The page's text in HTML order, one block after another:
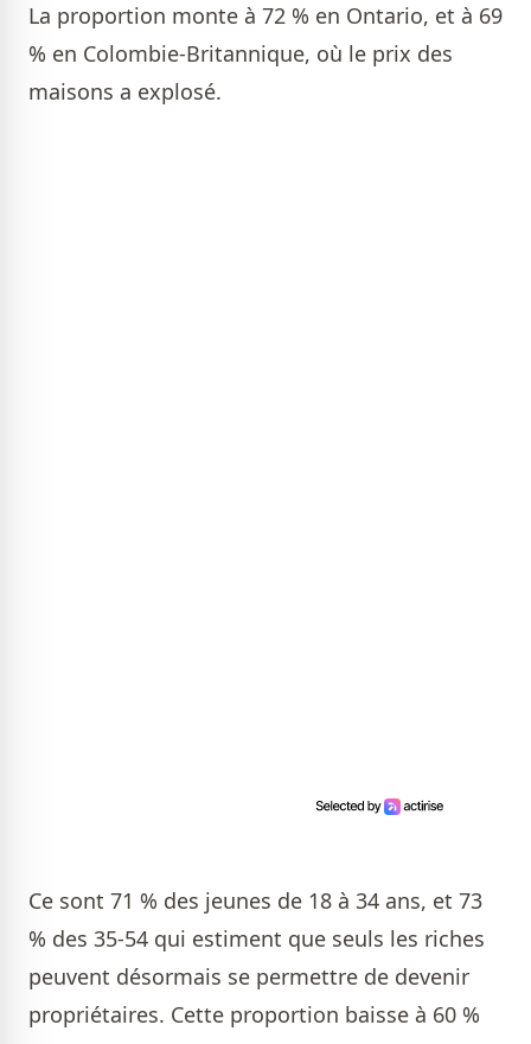
La proportion monte à 72 % en Ontario, et à 69
% en Colombie-Britannique, où le prix des
maisons a explosé.
Ce sont 71 % des jeunes de 18 à 34 ans, et 73
% des 35-54 qui estiment que seuls les riches
peuvent désormais se permettre de devenir
propriétaires. Cette proportion baisse à 60 %